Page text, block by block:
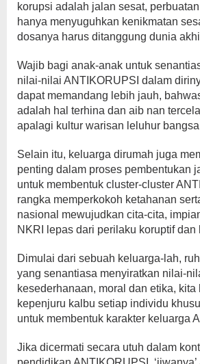
korupsi adalah jalan sesat,
hanya menyuguhkan kenikmatan
dosanya harus ditanggung dunia
Wajib bagi anak-anak untuk
nilai-nilai ANTIKORUPSI dalam
dapat memandang lebih jauh,
adalah hal terhina dan aib nan
apalagi kultur warisan leluhur
Selain itu, keluarga dirumah juga
penting dalam proses pembentukan
untuk membentuk cluster-cluster
rangka memperkokoh ketahanan
nasional mewujudkan cita-cita,
NKRI lepas dari perilaku koruptif dan
Dimulai dari sebuah keluarga-lah,
yang senantiasa menyiratkan nilai-
kesederhanaan, moral dan etika, kita
kepenjuru kalbu setiap individu
untuk membentuk karakter keluarga
Jika dicermati secara utuh dalam